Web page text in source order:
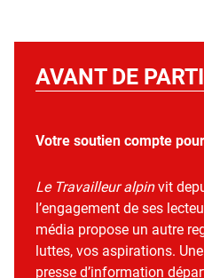
AVANT DE
Votre soutien compte
Le Travailleur alpinvit
l’engagement de ses
média propose un autre
luttes, vos aspirations.
presse d’information